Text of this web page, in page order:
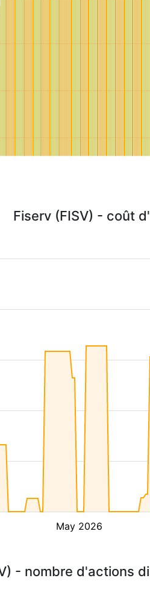
Fiserv (FISV) - coût
May 2026
- nombre d'actions